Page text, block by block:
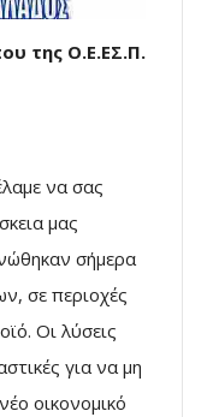
της Ο.Ε.ΕΣ.Π.
να σας
μας
σήμερα
σε περιοχές
Οι λύσεις
για να μη
οικονομικό